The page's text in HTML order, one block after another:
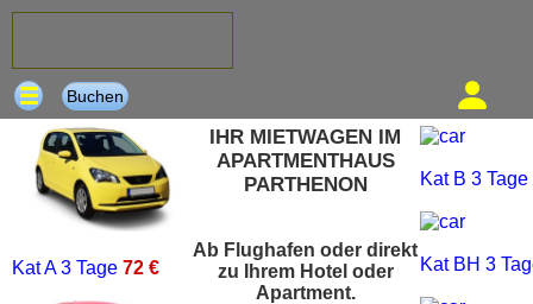
Buchen
Kat A3 Tage 72 €
IHR MIETWAGEN IM
APARTMENTHAUS
PARTHENON
Ab Flughafen oder direkt
zu Ihrem Hotel oder
Apartment.
Kat B 3 Tage
Kat BH 3